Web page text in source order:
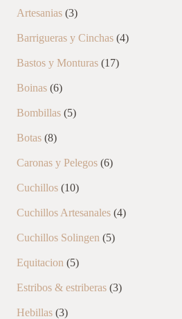
Artesanias 33
productos
Barrigueras y Cinchas 44
Bastos y Monturas 1717
Boinas 66
productos
Bombillas 55
Botas 88
productos
Caronas y Pelegos 66
Cuchillos 1010
productos
Cuchillos Artesanales 44
Cuchillos Solingen 55
Equitacion 55
productos
Estribos & estriberas 33
Hebillas 33